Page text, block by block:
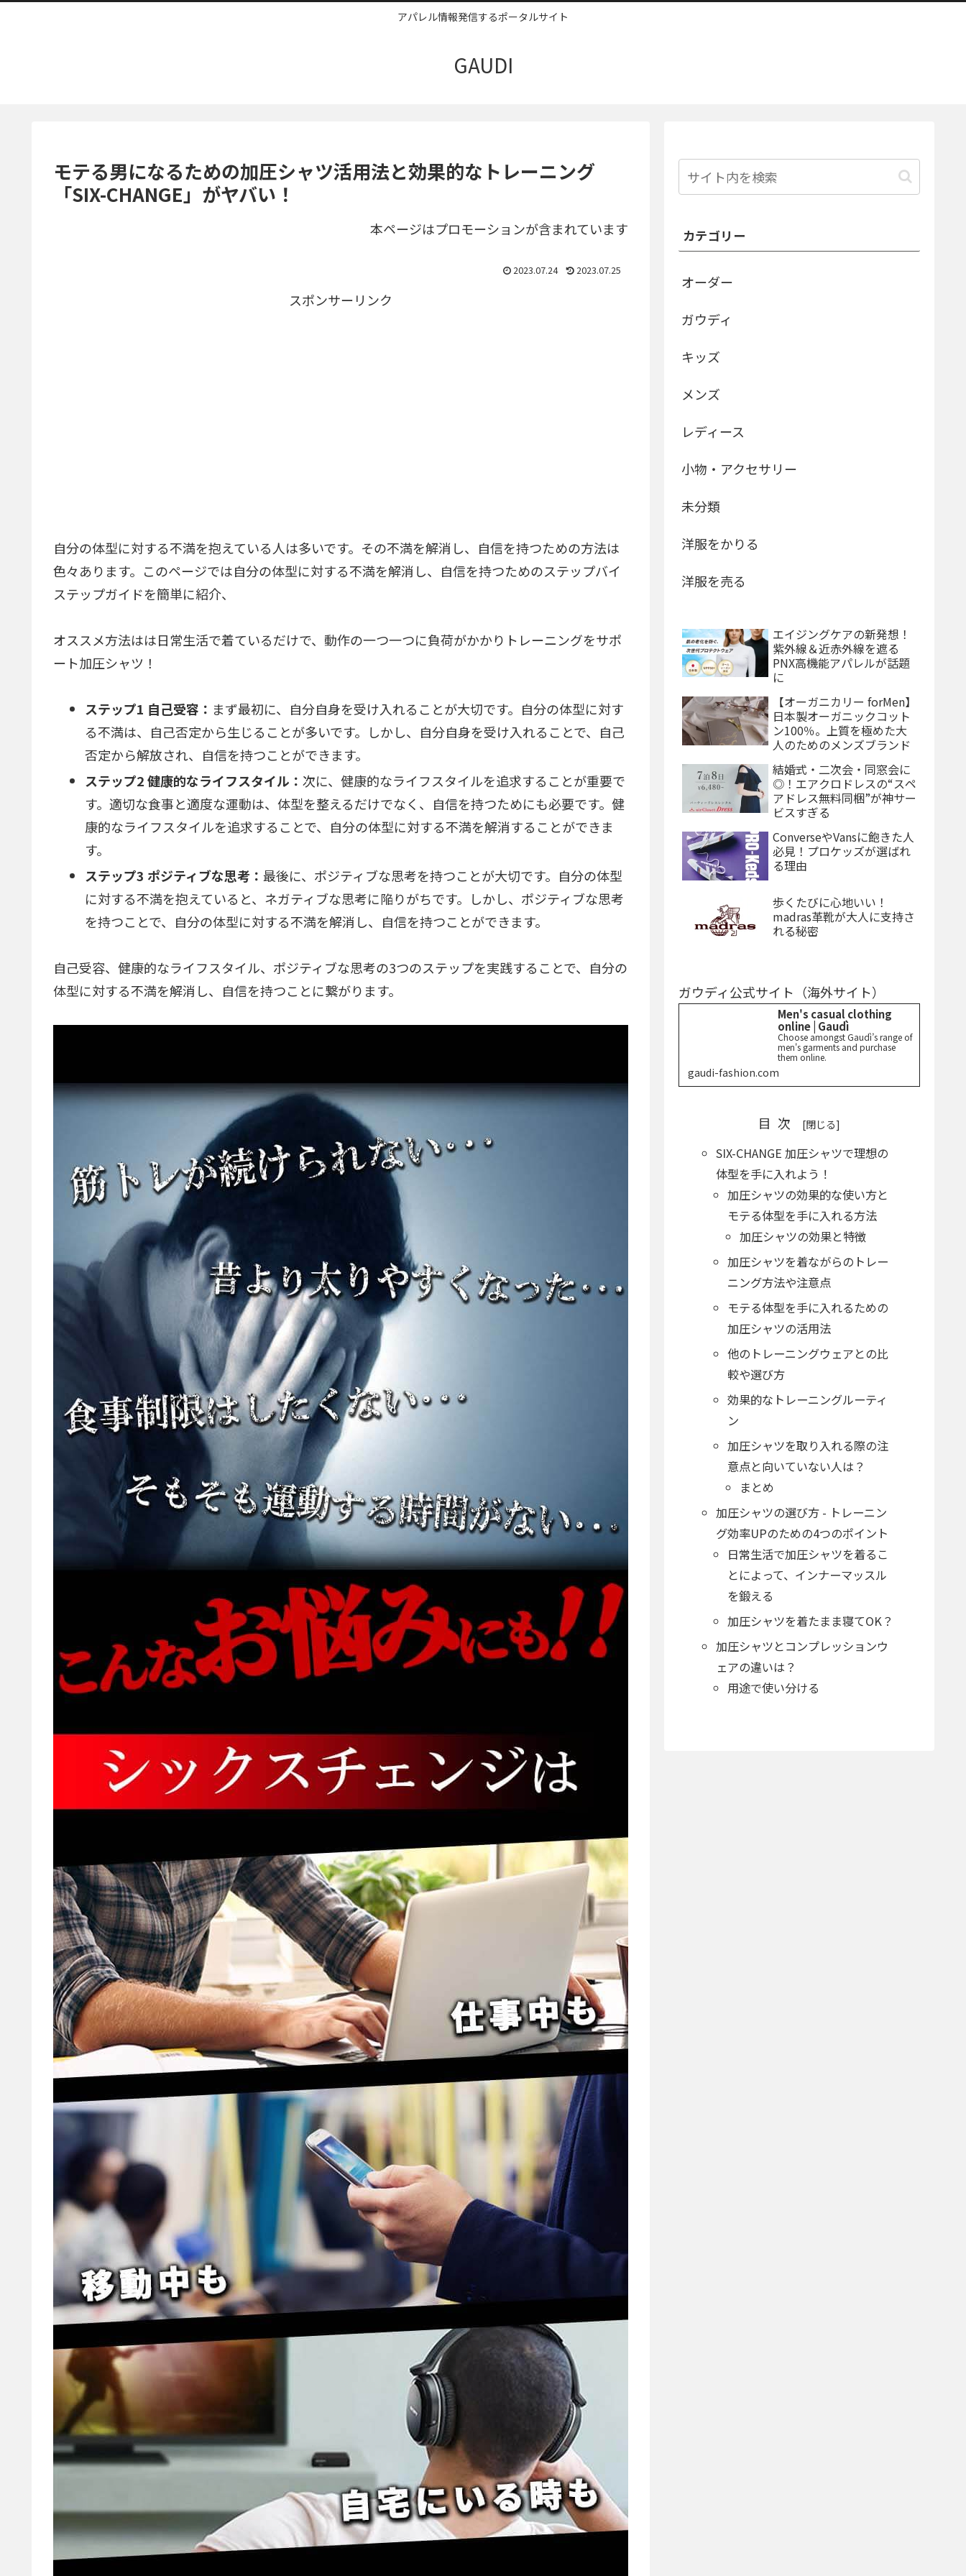
アパレル情報発信するポータルサイト
GAUDI
モテる男になるための加圧シャツ活用法と効果的なトレーニング
「SIX-CHANGE」がヤバい！
本ページはプロモーションが含まれています
2023.07.24 2023.07.25
スポンサーリンク
自分の体型に対する不満を抱えている人は多いです。その不満を解消し、自信を持つための方法は
色々あります。このページでは自分の体型に対する不満を解消し、自信を持つためのステップバイ
ステップガイドを簡単に紹介、
オススメ方法はは日常生活で着ているだけで、動作の一つ一つに負荷がかかりトレーニングをサポ
ート加圧シャツ！
ステップ1 自己受容： まず最初に、自分自身を受け入れることが大切です。自分の体型に対す
る不満は、自己否定から生じることが多いです。しかし、自分自身を受け入れることで、自己
否定から解放され、自信を持つことができます。
ステップ2 健康的なライフスタイル： 次に、健康的なライフスタイルを追求することが重要で
す。適切な食事と適度な運動は、体型を整えるだけでなく、自信を持つためにも必要です。健
康的なライフスタイルを追求することで、自分の体型に対する不満を解消することができま
す。
ステップ3 ポジティブな思考： 最後に、ポジティブな思考を持つことが大切です。自分の体型
に対する不満を抱えていると、ネガティブな思考に陥りがちです。しかし、ポジティブな思考
を持つことで、自分の体型に対する不満を解消し、自信を持つことができます。
自己受容、健康的なライフスタイル、ポジティブな思考の3つのステップを実践することで、自分の
体型に対する不満を解消し、自信を持つことに繋がります。
カテゴリー
オーダー
ガウディ
キッズ
メンズ
レディース
小物・アクセサリー
未分類
洋服をかりる
洋服を売る
エイジングケアの新発想！
紫外線＆近赤外線を遮る
PNX高機能アパレルが話題
に
【オーガニカリー forMen】
日本製オーガニックコット
ン100％。上質を極めた大
人のためのメンズブランド
結婚式・二次会・同窓会に
◎！エアクロドレスの“スペ
アドレス無料同梱”が神サー
ビスすぎる
ConverseやVansに飽きた人
必見！プロケッズが選ばれ
る理由
歩くたびに心地いい！
madras革靴が大人に支持さ
れる秘密
ガウディ公式サイト（海外サイト）
Men's casual clothing
online | Gaudì
Choose amongst Gaudì’s range of
men's garments and purchase
them online.
gaudi-fashion.com
目次
SIX-CHANGE 加圧シャツで理想の
体型を手に入れよう！
加圧シャツの効果的な使い方と
モテる体型を手に入れる方法
加圧シャツの効果と特徴
加圧シャツを着ながらのトレー
ニング方法や注意点
モテる体型を手に入れるための
加圧シャツの活用法
他のトレーニングウェアとの比
較や選び方
効果的なトレーニングルーティ
ン
加圧シャツを取り入れる際の注
意点と向いていない人は？
まとめ
加圧シャツの選び方 - トレーニン
グ効率UPのための4つのポイント
日常生活で加圧シャツを着るこ
とによって、インナーマッスル
を鍛える
加圧シャツを着たまま寝てOK？
加圧シャツとコンプレッションウ
ェアの違いは？
用途で使い分ける